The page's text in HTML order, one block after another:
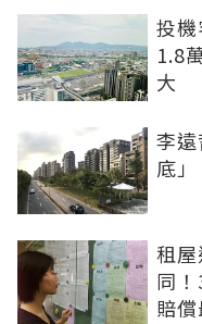
投
1.8
大
李
底
租
同
賠